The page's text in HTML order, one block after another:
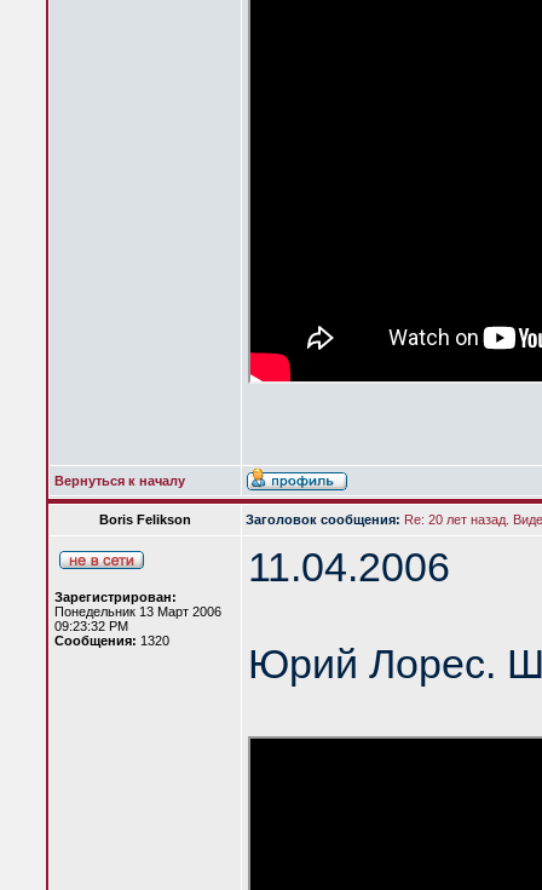
Вернуться к началу
Boris Felikson Заголовок сообщения: Re: 20 лет назад.
Зарегистрирован:
Понедельник 13 Март 2006
09:23:32 PM
Сообщения: 1320
11.04.2006
Юрий Лорес.